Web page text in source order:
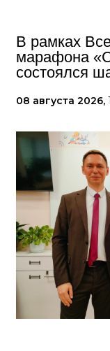
В рамках
марафона
состоялся
08 августа 2026,